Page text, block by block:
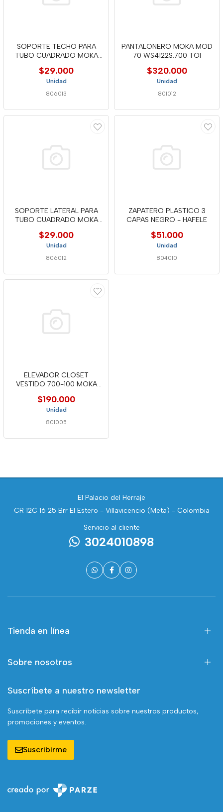
SOPORTE TECHO PARA
TUBO CUADRADO MOKA
$29.000
Unidad
806013
PANTALONERO MOKA MOD
70 WS4122S.700 TOI
$320.000
Unidad
801012
SOPORTE LATERAL PARA
TUBO CUADRADO MOKA
$29.000
Unidad
806012
ZAPATERO PLASTICO 3
CAPAS NEGRO - HAFELE
$51.000
Unidad
804010
ELEVADOR CLOSET
VESTIDO 700-100 MOKA
$190.000
Unidad
801005
El Palacio del Herraje
CR 12C 16 25 Brr El Estero - Villavicencio (Meta) - Colombia
Servicio al cliente
3024010898
Tienda en línea
Sobre nosotros
Suscríbete a nuestro newsletter
Suscríbete para recibir noticias sobre nuestros productos,
promociones y eventos.
Suscribirme